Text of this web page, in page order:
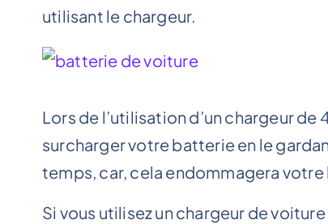
utilisant le chargeur.
Lors de l’utilisation d’un chargeur de
surcharger votre batterie en le
temps, car, cela endommagera
Si vous utilisez un chargeur de